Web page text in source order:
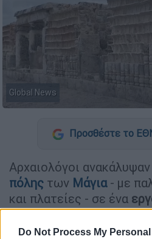
Do Not Process My
Global News
Προσθέστε το
Αρχαιολόγοι ανακάλυψαν
πόλης των Μάγια - με
και πλατείες - σε ένα
πρόκειται να
πάρκο, κοντά στη